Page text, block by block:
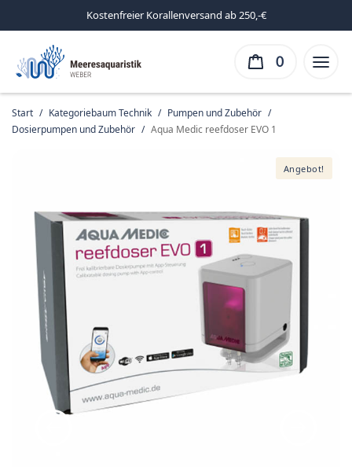
Kostenfreier Korallenversand ab 250,-€
0
Start / Kategoriebaum Technik / Pumpen und Zubehör /
Dosierpumpen und Zubehör / Aqua Medic reefdoser EVO 1
Angebot!